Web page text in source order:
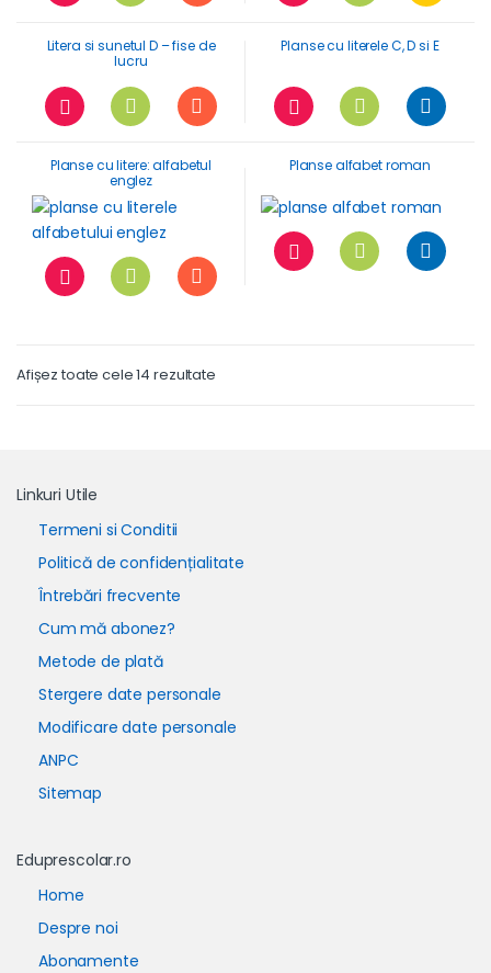
Litera si sunetul D – fise de
lucru
Planse cu literele C, D si E
Planse cu litere: alfabetul
englez
Planse alfabet roman
Afișez toate cele 14 rezultate
Linkuri Utile
Termeni si Conditii
Politică de confidențialitate
Întrebări frecvente
Cum mă abonez?
Metode de plată
Stergere date personale
Modificare date personale
ANPC
Sitemap
Eduprescolar.ro
Home
Despre noi
Abonamente